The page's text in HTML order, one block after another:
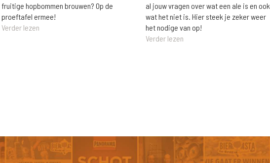
fruitige hopbommen brouwen? Op de
proeftafel ermee!
Verder lezen
al jouw vragen over wat een ale is en ook
wat het niet is. Hier steek je zeker weer
het nodige van op!
Verder lezen